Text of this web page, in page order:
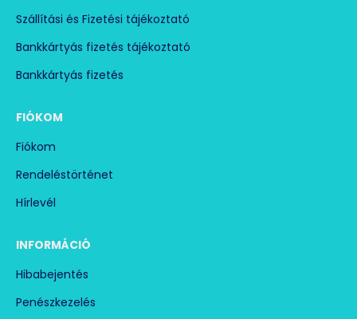
Szállítási és Fizetési tájékoztató
Bankkártyás fizetés tájékoztató
Bankkártyás fizetés
FIÓKOM
Fiókom
Rendeléstörténet
Hírlevél
INFORMÁCIÓ
Hibabejentés
Penészkezelés